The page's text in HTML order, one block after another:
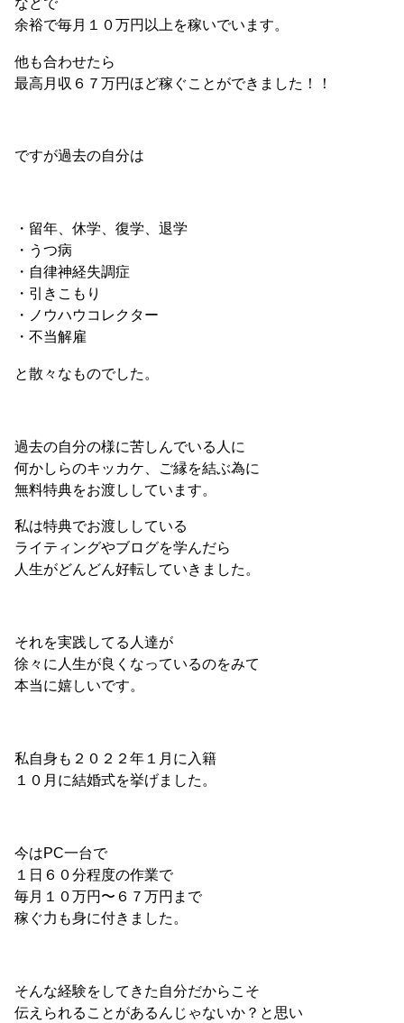
余裕で毎月１０万円以上を稼いでいます。
他も合わせたら
最高月収６７万円ほど稼ぐことができました！！
ですが過去の自分は
・留年、休学、復学、退学
・うつ病
・自律神経失調症
・引きこもり
・ノウハウコレクター
・不当解雇
と散々なものでした。
過去の自分の様に苦しんでいる人に
何かしらのキッカケ、ご縁を結ぶ為に
無料特典をお渡ししています。
私は特典でお渡ししている
ライティングやブログを学んだら
人生がどんどん好転していきました。
それを実践してる人達が
徐々に人生が良くなっているのをみて
本当に嬉しいです。
私自身も２０２２年１月に入籍
１０月に結婚式を挙げました。
今はPC一台で
１日６０分程度の作業で
毎月１０万円〜６７万円まで
稼ぐ力も身に付きました。
そんな経験をしてきた自分だからこそ
伝えられることがあるんじゃないか？と思い